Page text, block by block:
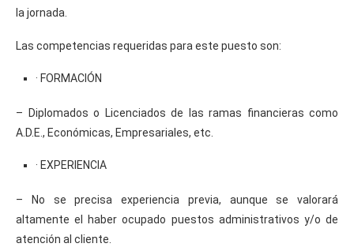
la jornada.
Las competencias requeridas para este puesto son:
· FORMACIÓN
– Diplomados o Licenciados de las ramas financieras como
A.D.E., Económicas, Empresariales, etc.
· EXPERIENCIA
– No se precisa experiencia previa, aunque se valorará
altamente el haber ocupado puestos administrativos y/o de
atención al cliente.